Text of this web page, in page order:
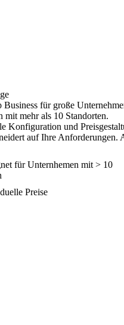
Business für große
mit mehr als 10 Standorten.
Konfiguration und
auf Ihre Anforderungen.
für Unternhemen mit > 10
Preise